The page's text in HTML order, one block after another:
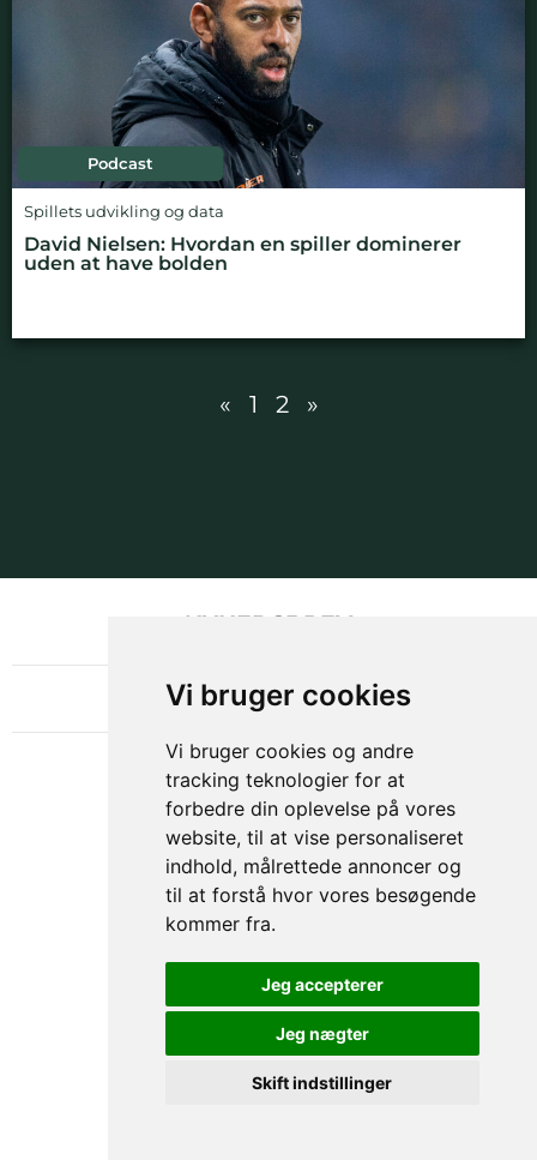
Vi bruger cookies
Vi bruger cookies og andre
tracking teknologier for at
forbedre din oplevelse på vores
website, til at vise personaliseret
indhold, målrettede annoncer og
til at forstå hvor vores besøgende
kommer fra.
Jeg accepterer
Jeg nægter
Skift indstillinger
Podcast
Spillets udvikling og data
David Nielsen: Hvordan en spiller dominerer
uden at have bolden
« 1 2 »
NYHEDSBREV
OM GAMECHANGER